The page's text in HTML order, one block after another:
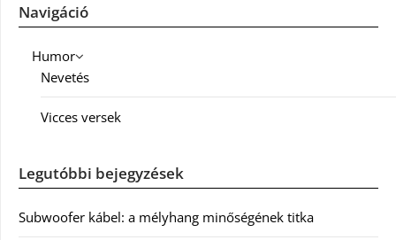
Navigáció
Humor
Nevetés
Vicces versek
Legutóbbi bejegyzések
Subwoofer kábel: a mélyhang minőségének titka